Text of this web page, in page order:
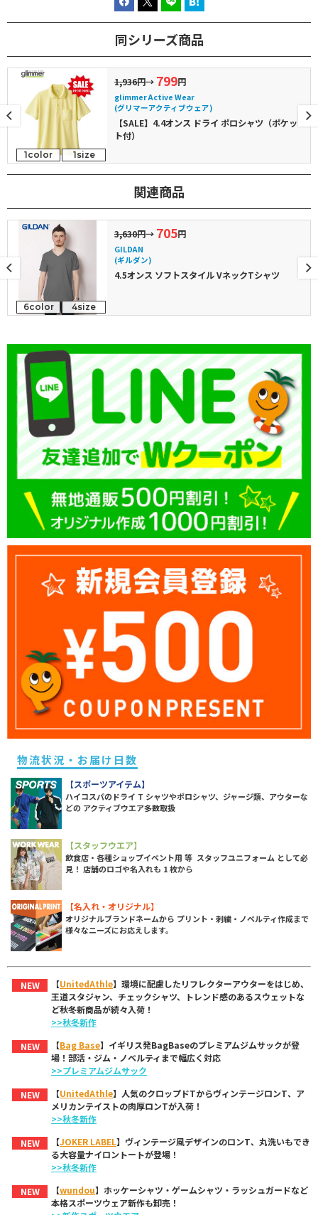
同シリーズ商品
1color 1size
1,936円→ 799円
glimmer Active Wear
(グリマーアクティブウェア)
【SALE】4.4オンス ドライ ポロシャツ（ポケッ
ト付）
関連商品
6color 4size
3,630円→ 705円
GILDAN
(ギルダン)
4.5オンス ソフトスタイル VネックTシャツ
物流状況・お届け日数
【スポーツアイテム】
ハイコスパのドライ T シャツやポロシャツ、ジャージ類、アウターな
どの アクティブウエア多数取扱
【スタッフウエア】
飲食店・各種ショップイベント用 等 スタッフユニフォーム として必
見！ 店舗のロゴや名入れも 1 枚から
【名入れ・オリジナル】
オリジナルブランドネームから プリント・刺繍・ノベルティ作成まで
様々なニーズにお応えします。
NEW 【UnitedAthle】環境に配慮したリフレクターアウターをはじめ、
王道スタジャン、チェックシャツ、トレンド感のあるスウェットな
ど秋冬新商品が続々入荷！
>>秋冬新作
NEW
【Bag Base】イギリス発BagBaseのプレミアムジムサックが登
場！部活・ジム・ノベルティまで幅広く対応
>>プレミアムジムサック
NEW
【UnitedAthle】人気のクロップドTからヴィンテージロンT、ア
メリカンテイストの肉厚ロンTが入荷！
>>秋冬新作
NEW
【JOKER LABEL】ヴィンテージ風デザインのロンT、丸洗いもでき
る大容量ナイロントートが登場！
>>秋冬新作
NEW
【wundou】ホッケーシャツ・ゲームシャツ・ラッシュガードなど
本格スポーツウェア新作も卸売！